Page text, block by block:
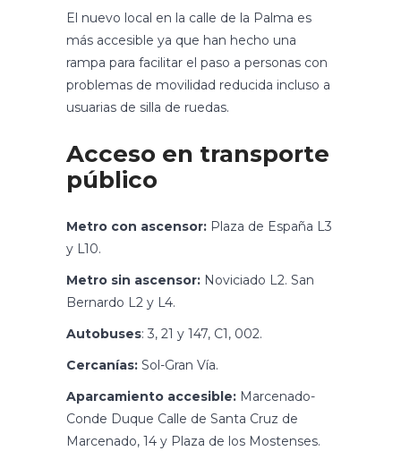
El nuevo local en la calle de la Palma es
más accesible ya que han hecho una
rampa para facilitar el paso a personas con
problemas de movilidad reducida incluso a
usuarias de silla de ruedas.
Acceso en transporte
público
Metro con ascensor: Plaza de España L3
y L10.
Metro sin ascensor: Noviciado L2. San
Bernardo L2 y L4.
Autobuses: 3, 21 y 147, C1, 002.
Cercanías: Sol-Gran Vía.
Aparcamiento accesible: Marcenado-
Conde Duque Calle de Santa Cruz de
Marcenado, 14 y Plaza de los Mostenses.